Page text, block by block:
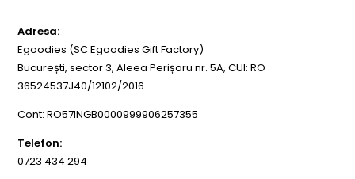
Adresa:
Egoodies (SC Egoodies Gift Factory)
București, sector 3, Aleea Perișoru nr. 5A, CUI: RO
36524537J40/12102/2016
Cont: RO57INGB0000999906257355
Telefon:
0723 434 294